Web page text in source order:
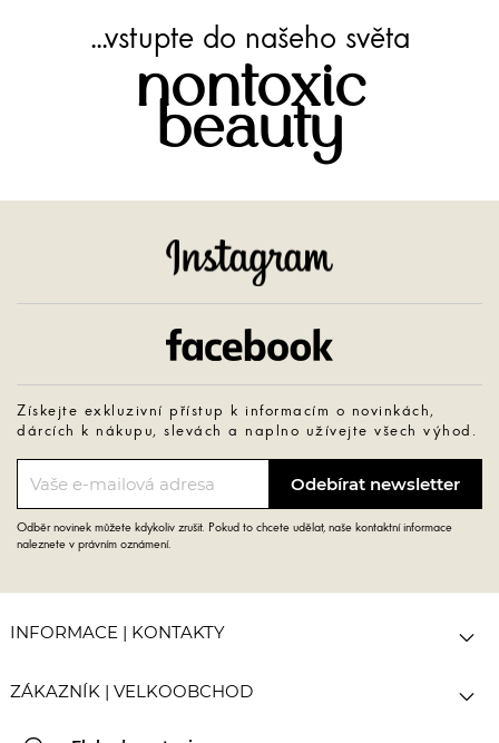
...vstupte do našeho světa
nontoxic
beauty
Získejte exkluzivní přístup k informacím o novinkách,
dárcích k nákupu, slevách a naplno užívejte všech výhod.
Odběr novinek můžete kdykoliv zrušit. Pokud to chcete udělat, naše kontaktní informace
naleznete v právním oznámení.
INFORMACE | KONTAKTY 
ZÁKAZNÍK | VELKOOBCHOD 